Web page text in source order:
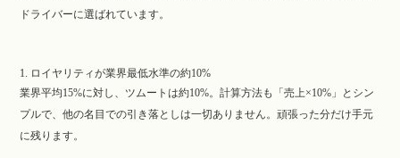
ドライバーに選ばれています。
1. ロイヤリティが業界最低水準の約10%
業界平均15%に対し、ツムートは約10%。計算方法も「売上×10%」とシン
プルで、他の名目での引き落としは一切ありません。頑張った分だけ手元
に残ります。